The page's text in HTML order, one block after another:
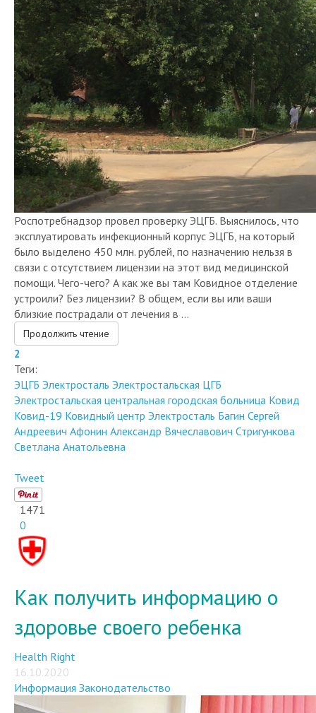
Роспотребнадзор провел проверку ЭЦГБ. Выяснилось, что
эксплуатировать инфекционный корпус ЭЦГБ, на который
было выделено 450 млн. рублей, по назначению нельзя в
связи с отсутствием лицензии на этот вид медицинской
помощи. Чего-чего? А как же вы там Ковидное отделение
устроили? Без лицензии? В общем, если вы или ваши
близкие пострадали от лечения в ...
Продолжить чтение
2
Теги:
ЭЦГБ Электросталь Электростальская ЦГБ
Электростальская центральная городская больница Ковид
Ковид-19 Ковидный центр Электросталь Багин Сергей
Андреевич Афонин Александр Вячеславович Стригункова
Светлана Анатольевна
Tweet
1471
0
Как получить информацию о
здоровье своего ребенка
Health Right
16.10.2020
Информация Законодательство